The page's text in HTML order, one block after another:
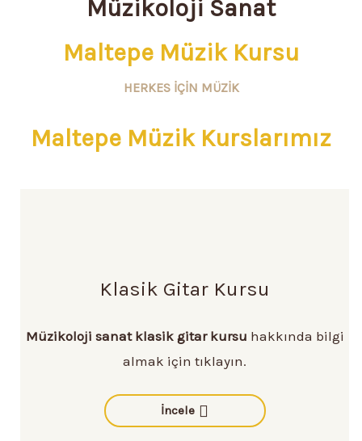
Müzikoloji Sanat
Maltepe Müzik Kursu
HERKES İÇİN MÜZİK
Maltepe Müzik Kurslarımız
Klasik Gitar Kursu
Müzikoloji sanat klasik gitar kursu hakkında bilgi
almak için tıklayın.
İncele